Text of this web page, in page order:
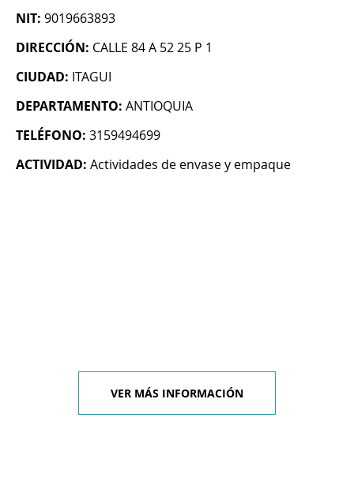
NIT: 9019663893
DIRECCIÓN: CALLE 84 A 52 25 P 1
CIUDAD: ITAGUI
DEPARTAMENTO: ANTIOQUIA
TELÉFONO: 3159494699
ACTIVIDAD: Actividades de envase y empaque
VER MÁS INFORMACIÓN